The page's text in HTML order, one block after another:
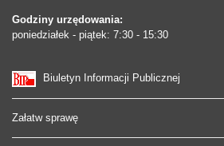
Godziny urzędowania:
poniedziałek - piątek: 7:30 - 15:30
Biuletyn Informacji Publicznej
Załatw sprawę